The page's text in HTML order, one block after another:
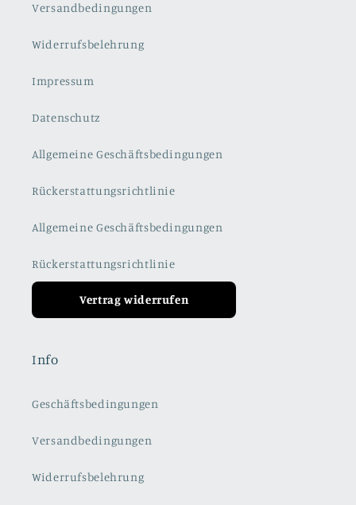
Versandbedingungen
Widerrufsbelehrung
Impressum
Datenschutz
Allgemeine Geschäftsbedingungen
Rückerstattungsrichtlinie
Allgemeine Geschäftsbedingungen
Rückerstattungsrichtlinie
Vertrag widerrufen
Info
Geschäftsbedingungen
Versandbedingungen
Widerrufsbelehrung